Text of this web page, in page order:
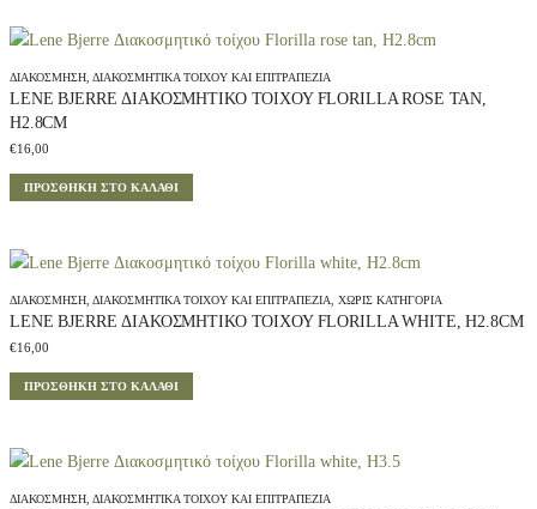
ΔΙΑΚΌΣΜΗΣΗ, ΔΙΑΚΟΣΜΗΤΙΚΆ ΤΟΊΧΟΥ ΚΑΙ ΕΠΙΤΡΑΠΈΖΙΑ
LENE BJERRE ΔΙΑΚΟΣΜΗΤΙΚΌ ΤΟΊΧΟΥ FLORILLA ROSE TAN,
H2.8CM
€16,00
ΠΡΟΣΘΉΚΗ ΣΤΟ ΚΑΛΆΘΙ
ΔΙΑΚΌΣΜΗΣΗ, ΔΙΑΚΟΣΜΗΤΙΚΆ ΤΟΊΧΟΥ ΚΑΙ ΕΠΙΤΡΑΠΈΖΙΑ, ΧΩΡΊΣ ΚΑΤΗΓΟΡΊΑ
LENE BJERRE ΔΙΑΚΟΣΜΗΤΙΚΌ ΤΟΊΧΟΥ FLORILLA WHITE, H2.8CM
€16,00
ΠΡΟΣΘΉΚΗ ΣΤΟ ΚΑΛΆΘΙ
ΔΙΑΚΌΣΜΗΣΗ, ΔΙΑΚΟΣΜΗΤΙΚΆ ΤΟΊΧΟΥ ΚΑΙ ΕΠΙΤΡΑΠΈΖΙΑ